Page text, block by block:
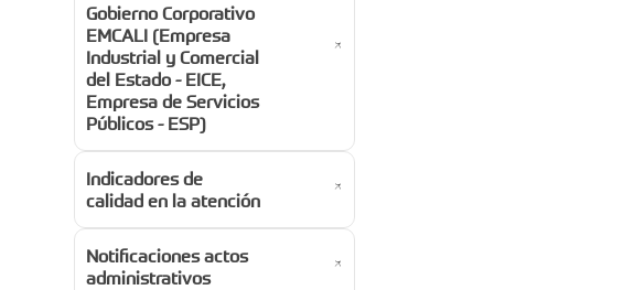
Gobierno Corporativo
EMCALI (Empresa
Industrial y Comercial
del Estado - EICE,
Empresa de Servicios
Públicos - ESP)
Indicadores de
calidad en la atención
Notificaciones actos
administrativos